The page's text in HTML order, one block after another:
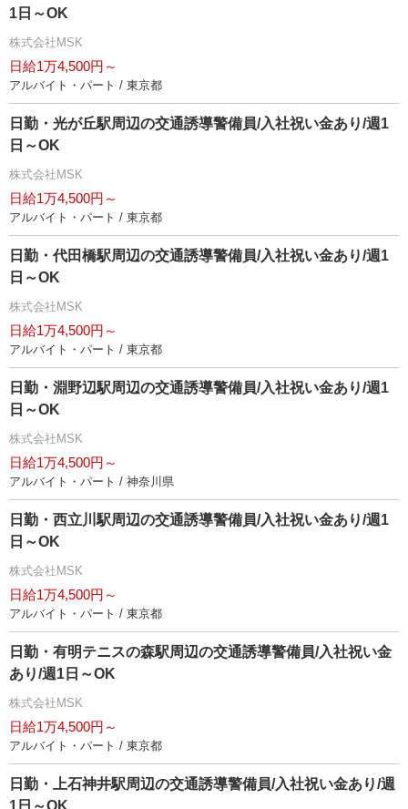
1日～OK
株式会社MSK
日給1万4,500円～
アルバイト・パート / 東京都
日勤・光が丘駅周辺の交通誘導警備員/入社祝い金あり/週1
日～OK
株式会社MSK
日給1万4,500円～
アルバイト・パート / 東京都
日勤・代田橋駅周辺の交通誘導警備員/入社祝い金あり/週1
日～OK
株式会社MSK
日給1万4,500円～
アルバイト・パート / 東京都
日勤・淵野辺駅周辺の交通誘導警備員/入社祝い金あり/週1
日～OK
株式会社MSK
日給1万4,500円～
アルバイト・パート / 神奈川県
日勤・西立川駅周辺の交通誘導警備員/入社祝い金あり/週1
日～OK
株式会社MSK
日給1万4,500円～
アルバイト・パート / 東京都
日勤・有明テニスの森駅周辺の交通誘導警備員/入社祝い金
あり/週1日～OK
株式会社MSK
日給1万4,500円～
アルバイト・パート / 東京都
日勤・上石神井駅周辺の交通誘導警備員/入社祝い金あり/週
1日～OK